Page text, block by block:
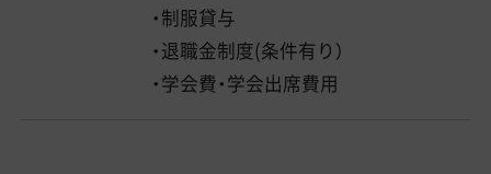
・制服貸与
・退職金制度(条件有り）
・学会費・学会出席費用